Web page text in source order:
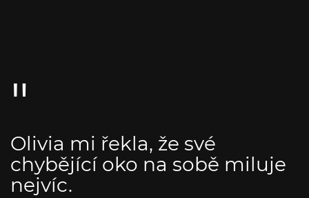
Olivia mi řekla, že své
chybějící oko na sobě miluje
nejvíc.